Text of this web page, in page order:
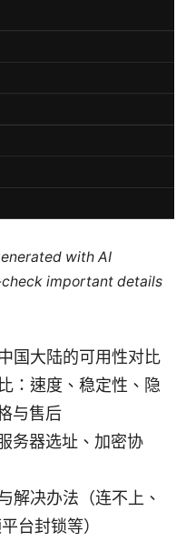
with AI
important details
国大陆的可用性对比
：速度、稳定性、隐
与售后
务器选址、加密协
解决办法（连不上、
台封锁等）